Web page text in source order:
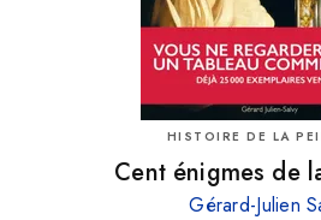
HISTOIRE DE LA
Cent énigmes de
Gérard-Julien